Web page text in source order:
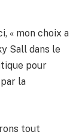
« mon choix a
Sall dans le
pour
la
tout